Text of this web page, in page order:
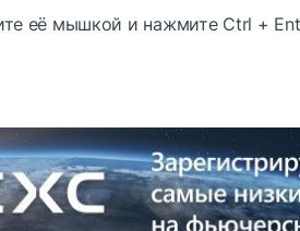
её мышкой и нажмите Ctrl +